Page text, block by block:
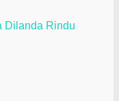
Dilanda Rindu